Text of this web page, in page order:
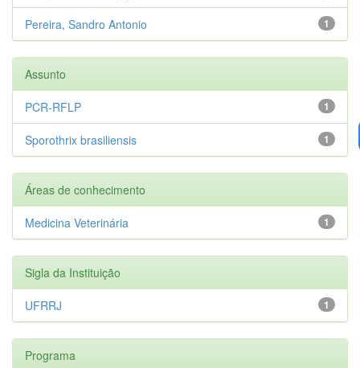
1
Pereira, Sandro Antonio
Assunto
1
PCR-RFLP
1
Sporothrix brasiliensis
Áreas de conhecimento
1
Medicina Veterinária
Sigla da Instituição
1
UFRRJ
Programa